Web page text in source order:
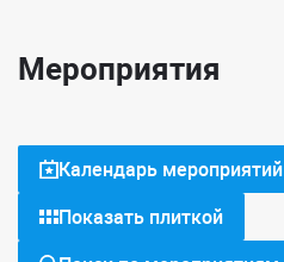
Мероприятия
Календарь мероприятий
Показать плиткой